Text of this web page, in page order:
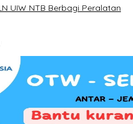
UIW NTB Berbagi Peralatan